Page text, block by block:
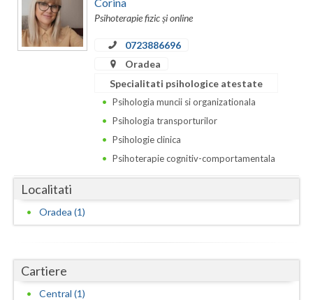
Caras-Severin
Cluj
Galati
Giurgiu
Harghita
Hunedoara
Corina
Psihoterapie fizic și online
0723886696
Oradea
Specialitati psihologice atestate
Psihologia muncii si organizationala
Psihologia transporturilor
Psihologie clinica
Psihoterapie cognitiv-comportamentala
Localitati
Oradea (1)
Cartiere
Central (1)